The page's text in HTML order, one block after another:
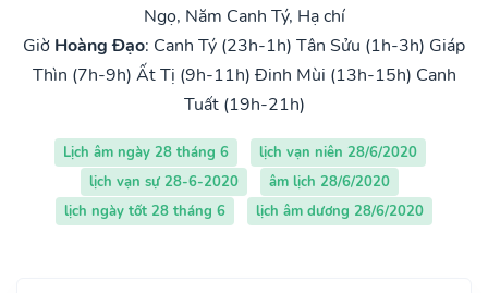
Ngọ, Năm Canh Tý, Hạ chí
Giờ Hoàng Đạo: Canh Tý (23h-1h) Tân Sửu (1h-3h) Giáp
Thìn (7h-9h) Ất Tị (9h-11h) Đinh Mùi (13h-15h) Canh
Tuất (19h-21h)
Lịch âm ngày 28 tháng 6
lịch vạn niên 28/6/2020
lịch vạn sự 28-6-2020
âm lịch 28/6/2020
lịch ngày tốt 28 tháng 6
lịch âm dương 28/6/2020